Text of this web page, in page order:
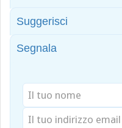
Suggerisci
Segnala